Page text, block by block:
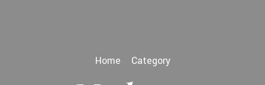
Home Category